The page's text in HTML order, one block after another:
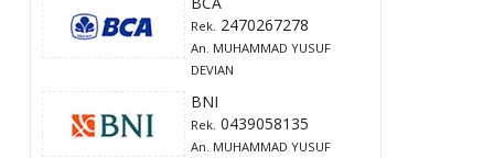
Rek. 2470267278
An. MUHAMMAD YUSUF
DEVIAN
BNI
Rek. 0439058135
An. MUHAMMAD YUSUF